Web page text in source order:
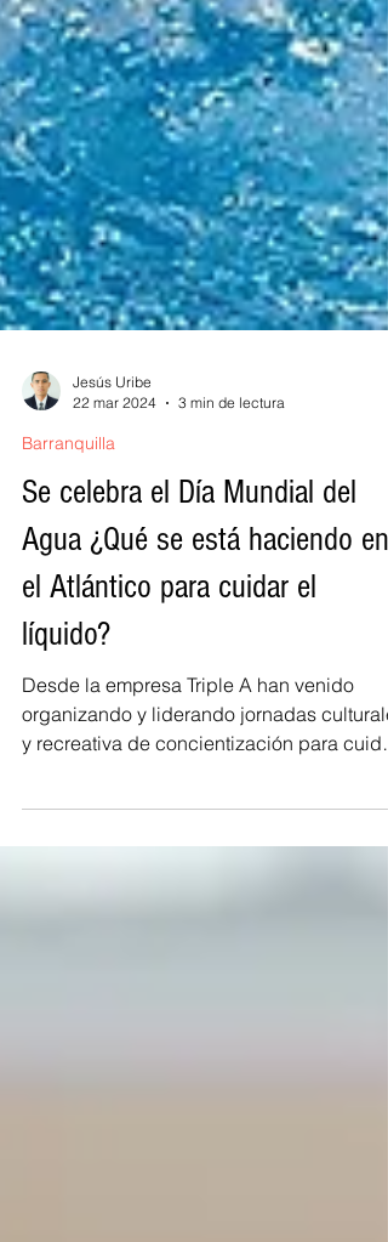
22 mar 2024
Barranquilla
Se celebra el Día Mundial del
Agua ¿Qué se está haciendo en
el Atlántico para cuidar el
líquido?
Desde la empresa Triple A han venido
organizando y liderando jornadas
el agua em...